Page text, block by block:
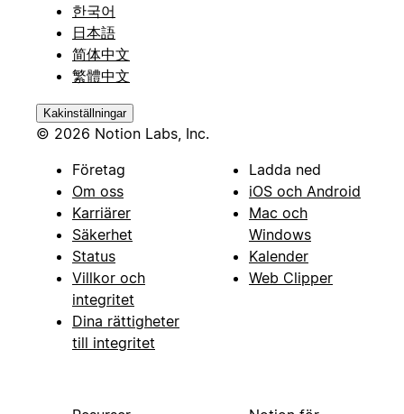
한국어
日本語
简体中文
繁體中文
Kakinställningar
© 2026 Notion Labs, Inc.
Företag
Om oss
Karriärer
Säkerhet
Status
Villkor och
integritet
Dina rättigheter
till integritet
Ladda ned
iOS och Android
Mac och
Windows
Kalender
Web Clipper